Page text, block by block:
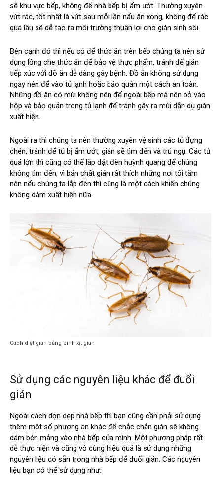
sẽ khu vực bếp, không để nhà bếp bị ẩm ướt. Thường xuyên
vứt rác, tốt nhất là vứt sau mỗi lần nấu ăn xong, không để rác
quá lâu sẽ dễ tạo ra môi trường thuận lợi cho gián sinh sôi.
Bên cạnh đó thì nếu có để thức ăn trên bếp chúng ta nên sử
dụng lồng che thức ăn để bảo vệ thực phẩm, tránh để gián
tiếp xúc với đồ ăn dễ dàng gây bệnh. Đồ ăn không sử dụng
ngay nên để vào tủ lạnh hoặc bảo quản một cách an toàn.
Những đồ ăn có mùi không nên để ngoài bếp mà nên bỏ vào
hộp và bảo quản trong tủ lạnh để tránh gây ra mùi dẫn dụ gián
xuất hiện.
Ngoài ra thì chúng ta nên thường xuyên vệ sinh các tủ đựng
chén, tránh để tủ bị ẩm ướt, gián sẽ tìm đến và trú ngụ. Các tủ
quá lớn thì cũng có thể lắp đặt đèn huỳnh quang để chúng
không tìm đến, vì bản chất gián rất thích những nơi tối tăm
nên nếu chúng ta lắp đèn thì cũng là một cách khiến chúng
không dám xuất hiện nữa.
Cách diệt gián bằng bình xịt gián
Sử dụng các nguyên liệu khác để đuổi
gián
Ngoài cách dọn dẹp nhà bếp thì bạn cũng cần phải sử dụng
thêm một số phương án khác để chắc chắn gián sẽ không
dám bén mảng vào nhà bếp của mình. Một phương pháp rất
dễ thực hiện và cũng vô cùng hiệu quả là sử dụng những
nguyên liệu có sẵn trong nhà bếp để đuổi gián. Các nguyên
liệu bạn có thể sử dụng như: